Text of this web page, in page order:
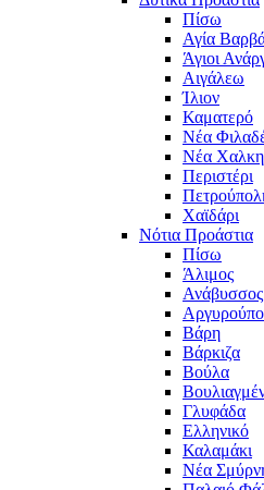
Πίσω
Αγία
Άγιοι
Αιγάλεω
Ίλιον
Καματερό
Νέα
Νέα
Περιστέρι
Χαϊδάρι
Νότια Προάστια
Πίσω
Άλιμος
Ανάβυσσος
Βάρη
Βάρκιζα
Βούλα
Γλυφάδα
Ελληνικό
Καλαμάκι
Νέα